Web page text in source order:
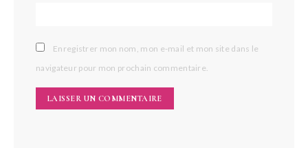
Enregistrer mon nom, mon e-mail et mon site dans le
navigateur pour mon prochain commentaire.